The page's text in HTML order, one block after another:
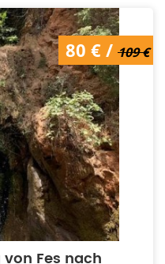
109 € /80 €
80 € / 109 €
Fes nach